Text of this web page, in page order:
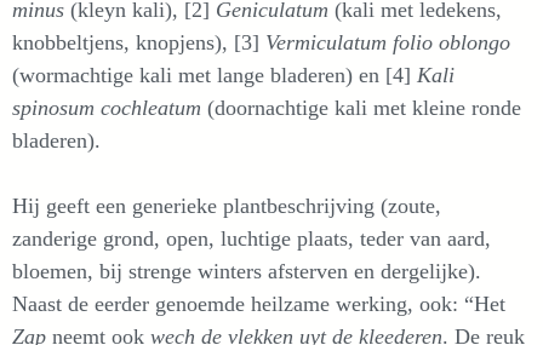
minus (kleyn kali), [2] Geniculatum (kali met ledekens,
knobbeltjens, knopjens), [3] Vermiculatum folio oblongo
(wormachtige kali met lange bladeren) en [4] Kali
spinosum cochleatum (doornachtige kali met kleine ronde
bladeren).
Hij geeft een generieke plantbeschrijving (zoute,
zanderige grond, open, luchtige plaats, teder van aard,
bloemen, bij strenge winters afsterven en dergelijke).
Naast de eerder genoemde heilzame werking, ook: “Het
Zap neemt ook wech de vlekken uyt de kleederen. De reuk